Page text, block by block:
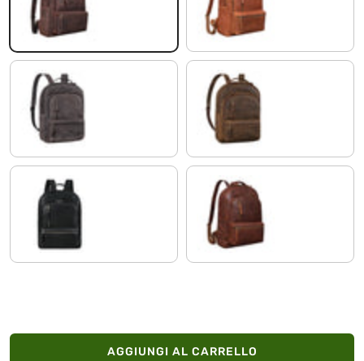
montero - marrone texas - marrone
grafite vinto - marrone
porto - cognac
AGGIUNGI AL CARRELLO